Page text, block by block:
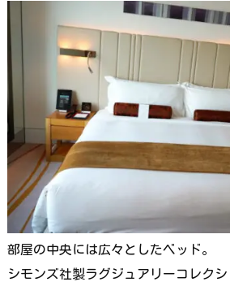
部屋の中央には広々としたベッド。
シモンズ社製ラグジュアリーコレク